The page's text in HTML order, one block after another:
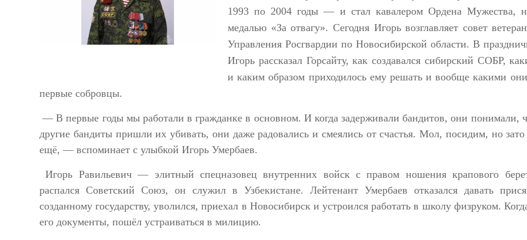
1993 по 2004 годы — и стал кавалером Ордена Мужества,
медалью «За отвагу». Сегодня Игорь возглавляет совет
Управления Росгвардии по Новосибирской области. В
Игорь рассказал Горсайту, как создавался сибирский СОБР,
и каким образом приходилось ему решать и вообще какими
первые собровцы.
— В первые годы мы работали в гражданке в основном. И когда задерживали бандитов, они понимали,
другие бандиты пришли их убивать, они даже радовались и смеялись от счастья. Мол, посидим, но
ещё, — вспоминает с улыбкой Игорь Умербаев.
Игорь Равильевич — элитный спецназовец внутренних войск с правом ношения крапового
распался Советский Союз, он служил в Узбекистане. Лейтенант Умербаев отказался давать
созданному государству, уволился, приехал в Новосибирск и устроился работать в школу физруком.
его документы, пошёл устраиваться в милицию.